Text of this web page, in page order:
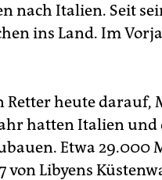
nach Italien. Seit
ins Land. Im
heute darauf,
hatten Italien und
Etwa 29.000
von Libyens